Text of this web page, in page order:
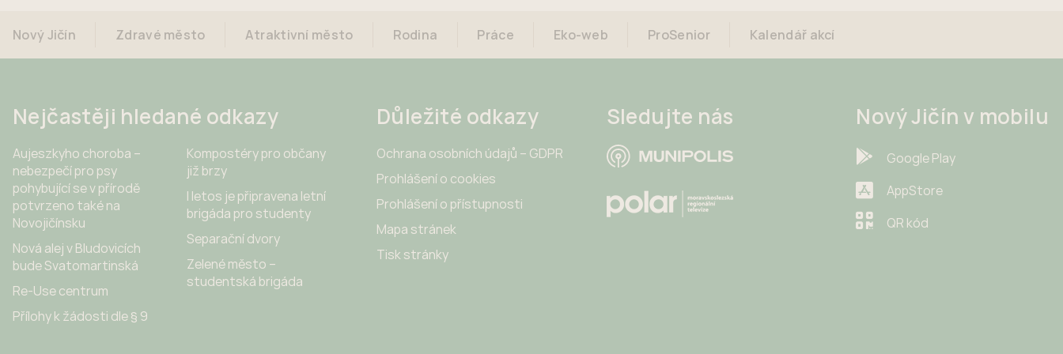
Nový Jičín Zdravé město Atraktivní město Rodina Práce Eko-web ProSenior Kalendář akcí
Nejčastěji hledané odkazy
Aujeszkyho choroba –
nebezpečí pro psy
pohybující se v přírodě
potvrzeno také na
Novojičínsku
Nová alej v Bludovicích
bude Svatomartinská
Re-Use centrum
Přílohy k žádosti dle § 9
Kompostéry pro občany
již brzy
I letos je připravena letní
brigáda pro studenty
Separační dvory
Zelené město –
studentská brigáda
Důležité odkazy
Ochrana osobních údajů – GDPR
Prohlášení o cookies
Prohlášení o přístupnosti
Mapa stránek
Tisk stránky
Sledujte nás Nový Jičín v mobilu
Google Play
AppStore
QR kód